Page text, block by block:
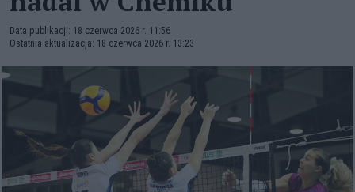
Data publikacji: 18 czerwca 2026 r. 11:56
Ostatnia aktualizacja: 18 czerwca 2026 r. 13:23